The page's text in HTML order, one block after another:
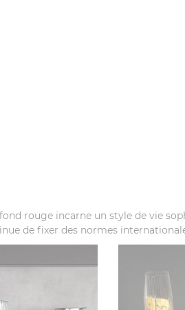
rouge incarne un style de vie
de fixer des normes